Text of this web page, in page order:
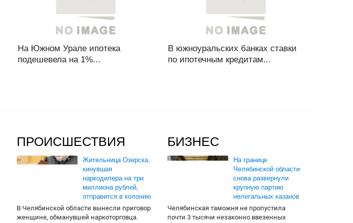
На Южном Урале ипотека
подешевела на 1%...
В южноуральских банках ставки
по ипотечным кредитам...
ПРОИСШЕСТВИЯ
Жительница Озерска,
кинувшая
наркодилера на три
миллиона рублей,
отправится в колонию
В Челябинской области вынесли приговор
женщине, обманувшей наркоторговца.
БИЗНЕС
На границе
Челябинской области
снова развернули
крупную партию
нелегальных казанов
Челябинская таможня не пропустила
почти 3 тысячи незаконно ввезенных